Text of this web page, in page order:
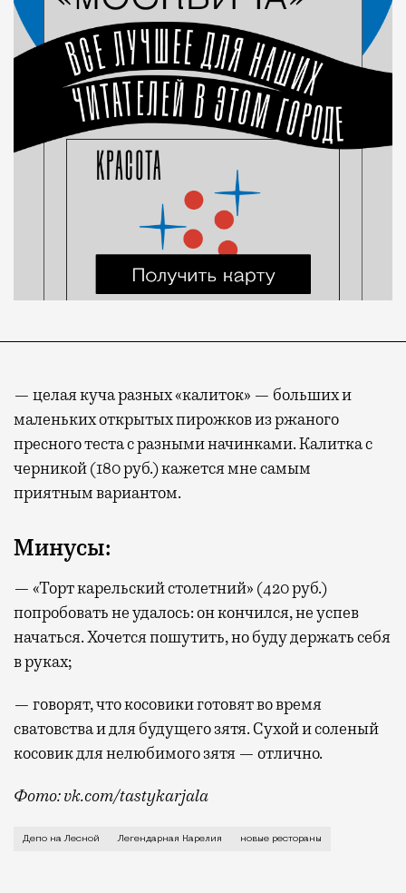
— целая куча разных «калиток» — больших и
маленьких открытых пирожков из ржаного
пресного теста с разными начинками. Калитка с
черникой (180 руб.) кажется мне самым
приятным вариантом.
Минусы:
— «Торт карельский столетний» (420 руб.)
попробовать не удалось: он кончился, не успев
начаться. Хочется пошутить, но буду держать себя
в руках;
— говорят, что косовики готовят во время
сватовства и для будущего зятя. Сухой и соленый
косовик для нелюбимого зятя — отлично.
Фото: vk.com/tastykarjala
Корнер «Легендарная Карелия» (Лесная, 20, стр.
Депо на Лесной Легендарная Карелия новые рестораны